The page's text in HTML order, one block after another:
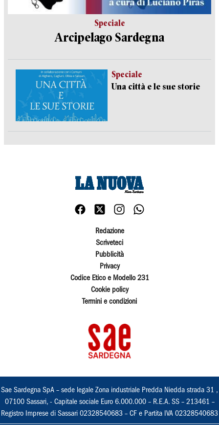
Speciale
Arcipelago Sardegna
Speciale
Una città e le sue storie
Redazione
Scriveteci
Pubblicità
Privacy
Codice Etico e Modello 231
Cookie policy
Termini e condizioni
Sae Sardegna SpA – sede legale Zona industriale Predda Niedda strada 31 ,
07100 Sassari, - Capitale sociale Euro 6.000.000 – R.E.A. SS – 213461 –
Registro Imprese di Sassari 02328540683 – CF e Partita IVA 02328540683